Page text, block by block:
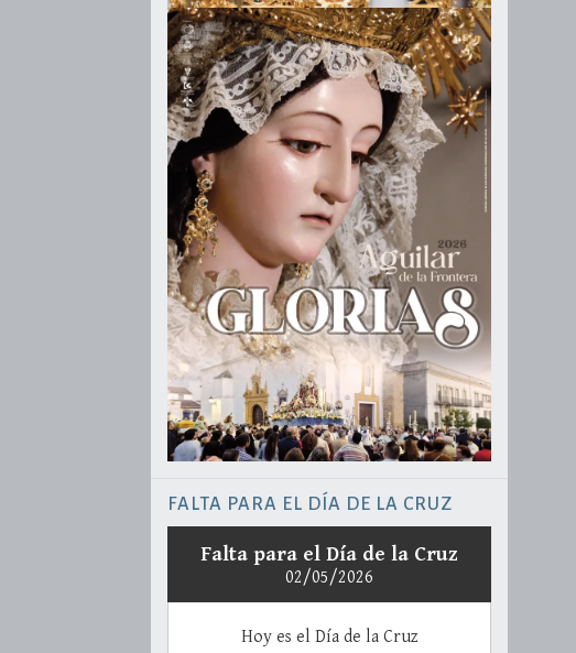
FALTA PARA EL DÍA DE LA CRUZ
Falta para el Día de la Cruz
02/05/2026
Hoy es el Día de la Cruz